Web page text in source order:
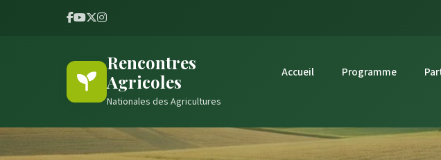
Rencontres
Agricoles
Nationales des Agricultures
Accueil Programme